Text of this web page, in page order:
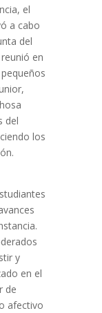
el
a cabo
del
en
del
los
y
en el
de
afectivo